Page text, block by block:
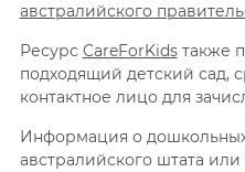
австралийского
Ресурс CareForKids также
подходящий детский сад,
контактное лицо для
Информация о
австралийского штата